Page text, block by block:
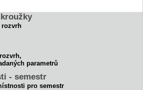
rozvrh
parametrů
- semestr
pro semestr